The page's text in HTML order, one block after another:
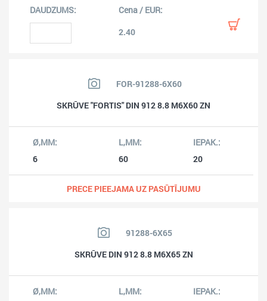
2.40
FOR-91288-6X60
SKRŪVE "FORTIS" DIN 912 8.8 M6X60 ZN
6 60 20
PRECE PIEEJAMA UZ PASŪTĪJUMU
91288-6X65
SKRŪVE DIN 912 8.8 M6X65 ZN